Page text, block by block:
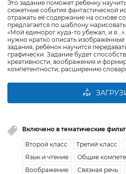
Это задание поможет ребенку
сюжетные события фантастической
отражать её содержание на основе
предлагается по шаблону
«Мой единорог куда-то убежал, и
нужно кратко описать
задания, ребёнок научится
графически. Задание будет
креативности, воображения и
компетентности, расширению
Включено в тематические
Второй класс Третий класс
Язык и чтение
Общие
Воображение
Связная речь